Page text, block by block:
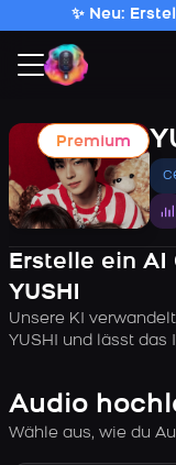
✨ Neu:
Premium
Erstelle ein
YUSHI
Unsere KI
YUSHI und lässt
Audio
Wähle aus, wie du